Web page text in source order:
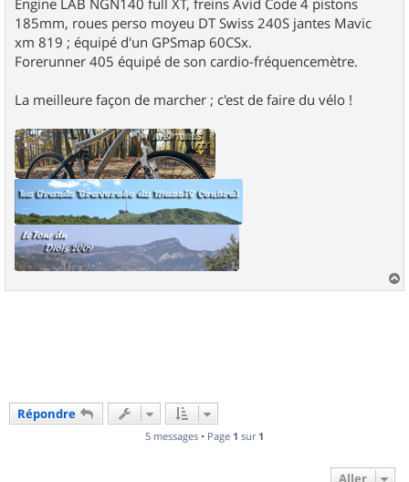
Engine LAB NGN140 full XT, freins Avid Code 4 pistons
185mm, roues perso moyeu DT Swiss 240S jantes Mavic
xm 819 ; équipé d'un GPSmap 60CSx.
Forerunner 405 équipé de son cardio-fréquencemètre.
La meilleure façon de marcher ; c'est de faire du vélo !
a
Répondre
5 messages • Page 1 sur 1